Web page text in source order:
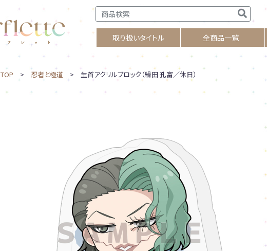
取り扱いタイトル 全商品一覧
TOP > 忍者と極道 > 生首アクリルブロック（繰田 孔富／休日）